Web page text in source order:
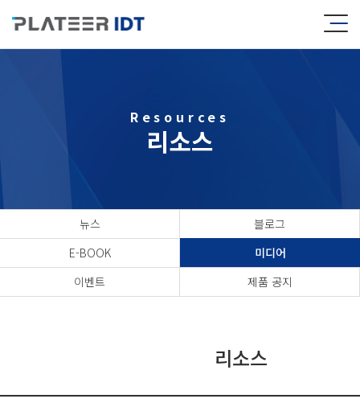
Resources
리소스
뉴스
블로그
E-BOOK
미디어
이벤트
제품 공지
리소스